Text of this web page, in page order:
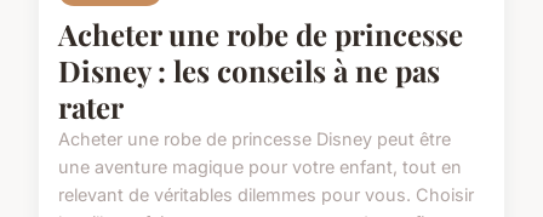
Acheter une robe de princesse
Disney : les conseils à ne pas
rater
Acheter une robe de princesse Disney peut être
une aventure magique pour votre enfant, tout en
relevant de véritables dilemmes pour vous. Choisir